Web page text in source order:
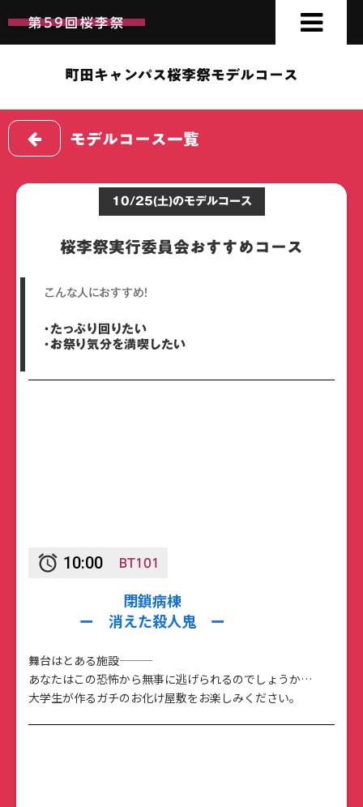
第59回桜李祭
第59回桜李祭
町田キャンパス桜李祭モデルコース
モデルコース一覧
10/25(土)のモデルコース
桜李祭実行委員会おすすめコース
こんな人におすすめ！
・たっぷり回りたい
・お祭り気分を満喫したい
alarm 10:00 BT101
閉鎖病棟
ー 消えた殺人鬼 ー
舞台はとある施設———
あなたはこの恐怖から無事に逃げられるのでしょうか…
大学生が作るガチのお化け屋敷をお楽しみください。